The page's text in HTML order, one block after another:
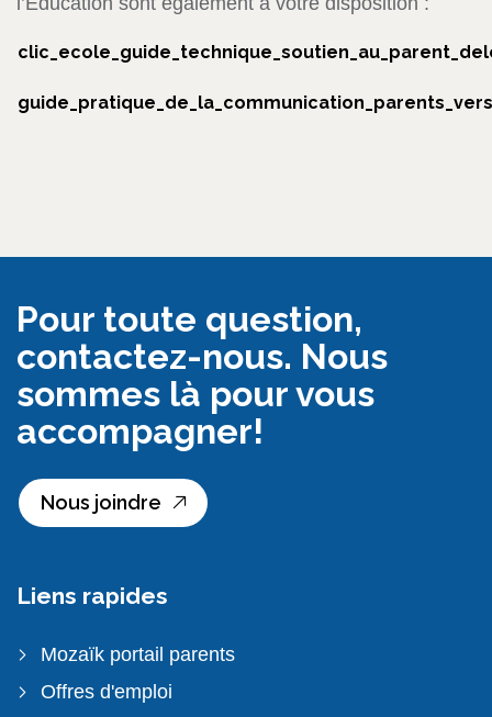
Pour toute question,
contactez-nous. Nous
sommes là pour vous
accompagner!
Nous joindre
Liens rapides
Mozaïk portail parents
Offres d'emploi